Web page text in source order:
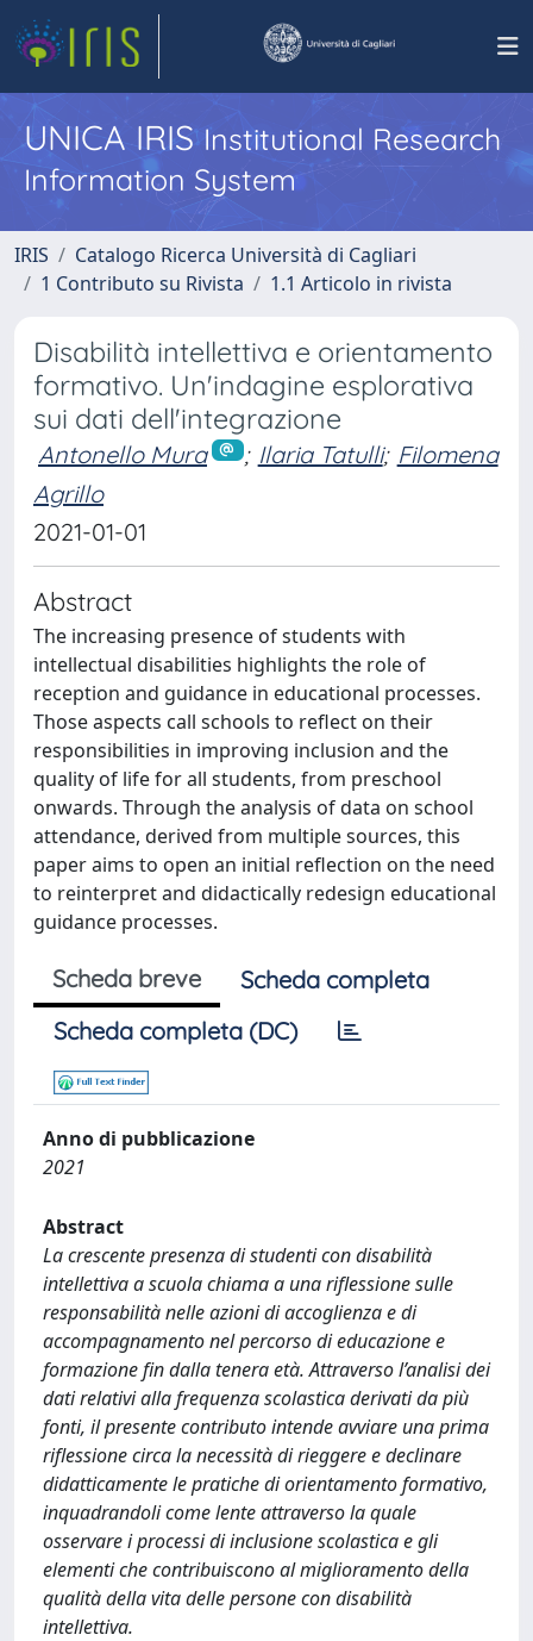
UNICA IRISInstitutional Research
Information System
IRIS
Catalogo Ricerca Università di Cagliari
1 Contributo su Rivista
1.1 Articolo in rivista
Disabilità intellettiva e orientamento
formativo. Un'indagine esplorativa
sui dati dell'integrazione
Antonello Mura ; Ilaria Tatulli; Filomena
Agrillo
2021-01-01
Abstract
The increasing presence of students with
intellectual disabilities highlights the role of
reception and guidance in educational processes.
Those aspects call schools to reflect on their
responsibilities in improving inclusion and the
quality of life for all students, from preschool
onwards. Through the analysis of data on school
attendance, derived from multiple sources, this
paper aims to open an initial reflection on the need
to reinterpret and didactically redesign educational
guidance processes.
Scheda breve
Scheda completa
Scheda completa (DC)
Anno di pubblicazione
2021
Abstract
La crescente presenza di studenti con disabilità
intellettiva a scuola chiama a una riflessione sulle
responsabilità nelle azioni di accoglienza e di
accompagnamento nel percorso di educazione e
formazione fin dalla tenera età. Attraverso l’analisi dei
dati relativi alla frequenza scolastica derivati da più
fonti, il presente contributo intende avviare una prima
riflessione circa la necessità di rieggere e declinare
didatticamente le pratiche di orientamento formativo,
inquadrandoli come lente attraverso la quale
osservare i processi di inclusione scolastica e gli
elementi che contribuiscono al miglioramento della
qualità della vita delle persone con disabilità
intellettiva.